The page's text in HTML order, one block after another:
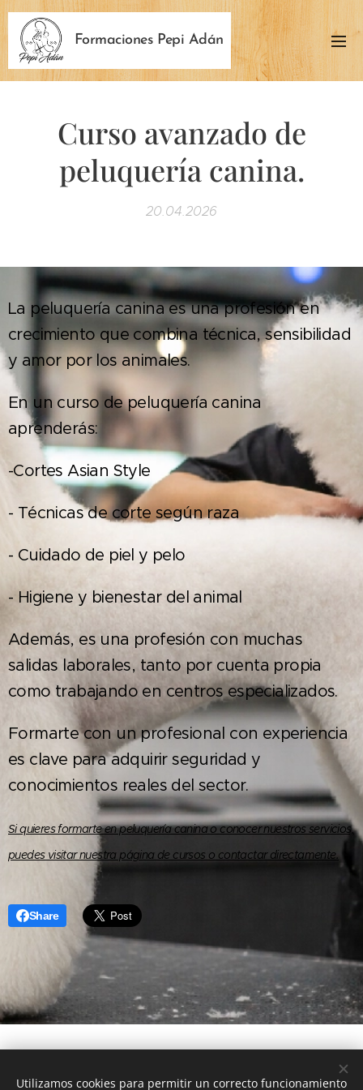
Formaciones Pepi Adán
Curso avanzado de
peluquería canina.
20.04.2026
La peluquería canina es una profesión en
crecimiento que combina técnica, sensibilidad
y amor por los animales.
En un curso de peluquería canina
aprenderás:
-Cortes Asian Style
- Técnicas de corte según raza
- Cuidado de piel y pelo
- Higiene y bienestar del animal
Además, es una profesión con muchas
salidas laborales, tanto por cuenta propia
como trabajando en centros especializados.
Formarte con un profesional con experiencia
es clave para adquirir seguridad y
conocimientos reales del sector.
Si quieres formarte en peluquería canina o conocer nuestros servicios,
puedes visitar nuestra página de cursos o contactar directamente.
Share
Utilizamos cookies para permitir un correcto funcionamiento